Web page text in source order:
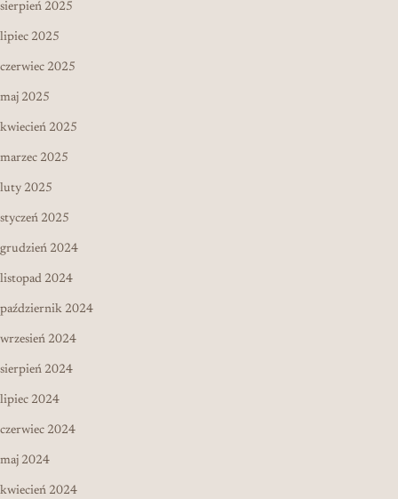
sierpień 2025
lipiec 2025
czerwiec 2025
maj 2025
kwiecień 2025
marzec 2025
luty 2025
styczeń 2025
grudzień 2024
listopad 2024
październik 2024
wrzesień 2024
sierpień 2024
lipiec 2024
czerwiec 2024
maj 2024
kwiecień 2024